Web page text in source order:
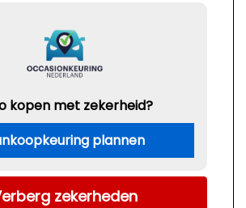
kopen met zekerheid?
plannen
zekerheden